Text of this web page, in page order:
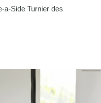
a-Side Turnier des